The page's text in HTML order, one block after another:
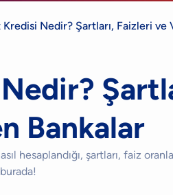
Kredisi Nedir? Şartları, Faizleri ve
Bankalar
hesaplandığı, şartları, faiz